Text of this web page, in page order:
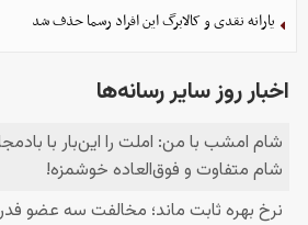
یارانه نقدی و کالابرگ این افراد رسما حذف شد